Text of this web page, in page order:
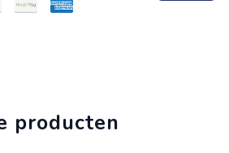
bescherming tegen de
bagageruim van een vliegtuig of de
op de luchthaven. Het
dit model centraal. Dankzij de vier
producten